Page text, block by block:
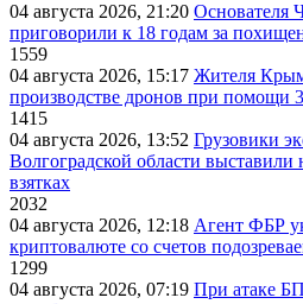
04 августа 2026, 21:20 Основателя
приговорили к 18 годам за
1559
04 августа 2026, 15:17 Жителя
производстве дронов при помощи
1415
04 августа 2026, 13:52 Грузовики
Волгоградской области выставили
взятках
2032
04 августа 2026, 12:18 Агент ФБР
криптовалюте со счетов
1299
04 августа 2026, 07:19 При атаке